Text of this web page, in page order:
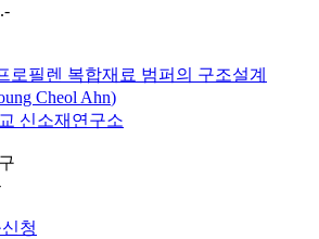
로필렌 복합재료 범퍼의 구조설계
CheolAhn)
신소재연구소
청